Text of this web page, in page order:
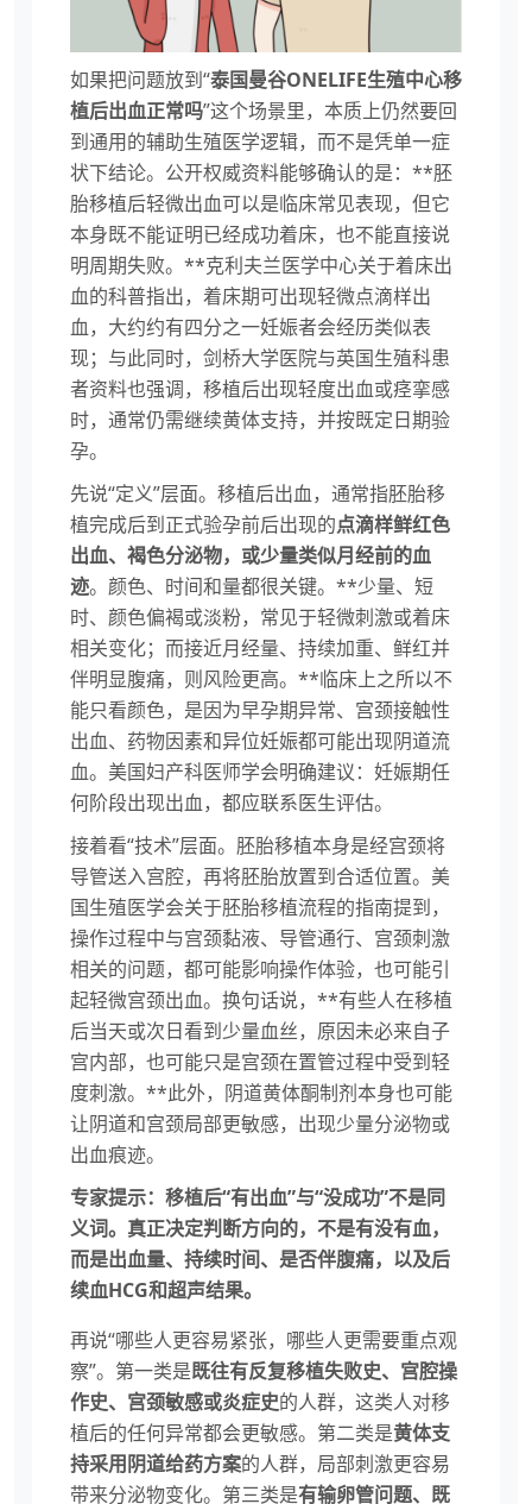
如果把问题放到“泰国曼谷ONELIFE生殖中心移
植后出血正常吗”这个场景里，本质上仍然要回
到通用的辅助生殖医学逻辑，而不是凭单一症
状下结论。公开权威资料能够确认的是：**胚
胎移植后轻微出血可以是临床常见表现，但它
本身既不能证明已经成功着床，也不能直接说
明周期失败。**克利夫兰医学中心关于着床出
血的科普指出，着床期可出现轻微点滴样出
血，大约约有四分之一妊娠者会经历类似表
现；与此同时，剑桥大学医院与英国生殖科患
者资料也强调，移植后出现轻度出血或痉挛感
时，通常仍需继续黄体支持，并按既定日期验
孕。
先说“定义”层面。移植后出血，通常指胚胎移
植完成后到正式验孕前后出现的点滴样鲜红色
出血、褐色分泌物，或少量类似月经前的血
迹。颜色、时间和量都很关键。**少量、短
时、颜色偏褐或淡粉，常见于轻微刺激或着床
相关变化；而接近月经量、持续加重、鲜红并
伴明显腹痛，则风险更高。**临床上之所以不
能只看颜色，是因为早孕期异常、宫颈接触性
出血、药物因素和异位妊娠都可能出现阴道流
血。美国妇产科医师学会明确建议：妊娠期任
何阶段出现出血，都应联系医生评估。
接着看“技术”层面。胚胎移植本身是经宫颈将
导管送入宫腔，再将胚胎放置到合适位置。美
国生殖医学会关于胚胎移植流程的指南提到，
操作过程中与宫颈黏液、导管通行、宫颈刺激
相关的问题，都可能影响操作体验，也可能引
起轻微宫颈出血。换句话说，**有些人在移植
后当天或次日看到少量血丝，原因未必来自子
宫内部，也可能只是宫颈在置管过程中受到轻
度刺激。**此外，阴道黄体酮制剂本身也可能
让阴道和宫颈局部更敏感，出现少量分泌物或
出血痕迹。
专家提示：移植后“有出血”与“没成功”不是同
义词。真正决定判断方向的，不是有没有血，
而是出血量、持续时间、是否伴腹痛，以及后
续血HCG和超声结果。
再说“哪些人更容易紧张，哪些人更需要重点观
察”。第一类是既往有反复移植失败史、宫腔操
作史、宫颈敏感或炎症史的人群，这类人对移
植后的任何异常都会更敏感。第二类是黄体支
持采用阴道给药方案的人群，局部刺激更容易
带来分泌物变化。第三类是有输卵管问题、既